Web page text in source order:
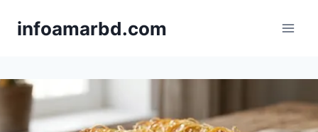
infoamarbd.com